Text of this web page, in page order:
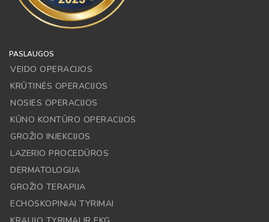
PASLAUGOS
VEIDO OPERACIJOS
KRŪTINĖS OPERACIJOS
NOSIES OPERACIJOS
KŪNO KONTŪRO OPERACIJOS
GROŽIO INJEKCIJOS
LAZERIO PROCEDŪROS
DERMATOLOGIJA
GROŽIO TERAPIJA
ECHOSKOPINIAI TYRIMAI